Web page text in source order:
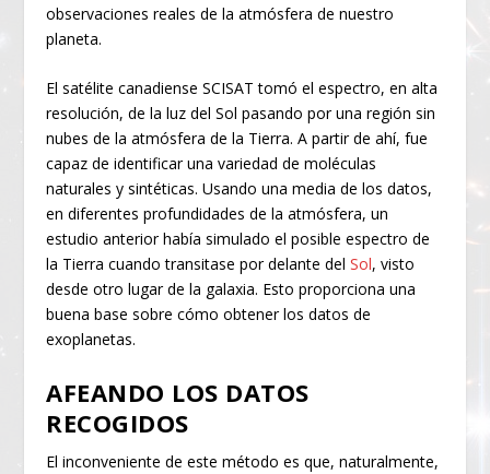
observaciones reales de la atmósfera de nuestro
planeta.
El satélite canadiense SCISAT tomó el espectro, en alta
resolución, de la luz del Sol pasando por una región sin
nubes de la atmósfera de la Tierra. A partir de ahí, fue
capaz de identificar una variedad de moléculas
naturales y sintéticas. Usando una media de los datos,
en diferentes profundidades de la atmósfera, un
estudio anterior había simulado el posible espectro de
la Tierra cuando transitase por delante delSol, visto
desde otro lugar de la galaxia. Esto proporciona una
buena base sobre cómo obtener los datos de
exoplanetas.
AFEANDO LOS DATOS
RECOGIDOS
El inconveniente de este método es que, naturalmente,